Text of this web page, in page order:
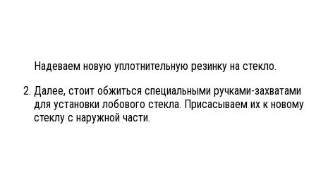
Надеваем новую уплотнительную резинку на стекло.
Далее, стоит обжиться специальными ручками-захватами
для установки лобового стекла. Присасываем их к новому
стеклу с наружной части.